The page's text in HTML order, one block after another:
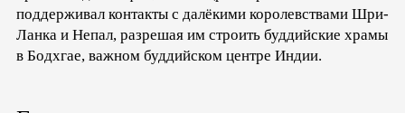
поддерживал контакты с далёкими королевствами Шри-
Ланка и Непал, разрешая им строить буддийские храмы
в Бодхгае, важном буддийском центре Индии.